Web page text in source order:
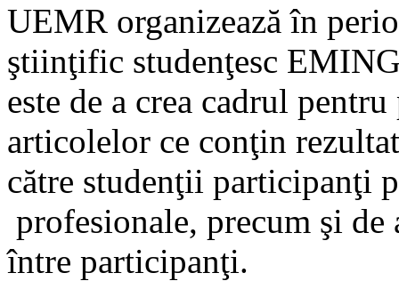
UEMR organizează în
ştiinţific studenţesc
este de a crea cadrul
articolelor ce conţin
către studenţii participanţi
profesionale, precum şi
între participanţi.